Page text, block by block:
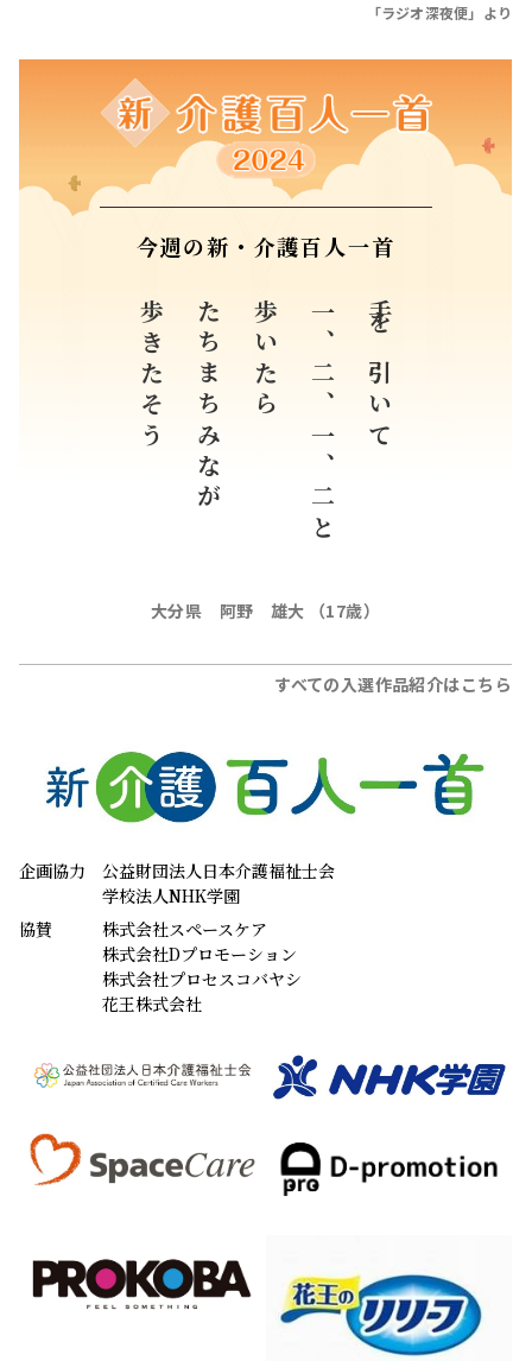
「ラジオ深夜便」より
今週の新・介護百人一首
手を引いて
一、二、一、二と
歩いたら
たちまちみなが
歩きたそう
大分県 阿野 雄大 （17歳）
すべての入選作品紹介はこちら
企画協力
公益財団法人日本介護福祉士会
学校法人NHK学園
協賛
株式会社スペースケア
株式会社Dプロモーション
株式会社プロセスコバヤシ
花王株式会社